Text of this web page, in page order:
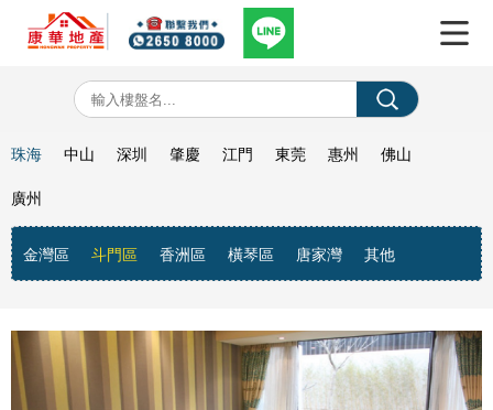
珠海
金灣區 斗門區 香洲區 橫琴區 唐家灣 其他
中山 深圳 肇慶 江門 東莞 惠州 佛山
廣州